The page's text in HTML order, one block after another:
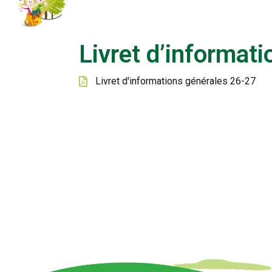
Livret
Livret d'informations générales 26-27